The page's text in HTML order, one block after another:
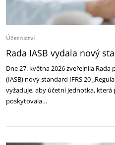
Účetnictví
Rada IASB vydala nový
Dne 27. května 2026 zveřejnila
(IASB) nový standard IFRS 20
vyžaduje, aby účetní jednotka,
poskytovala…